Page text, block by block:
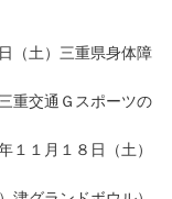
（土）三重県身体障
重交通Ｇスポーツの
１月１８日（土）